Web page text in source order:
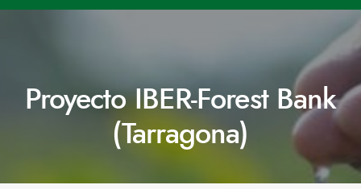
Proyecto IBER-Forest Bank
(Tarragona)